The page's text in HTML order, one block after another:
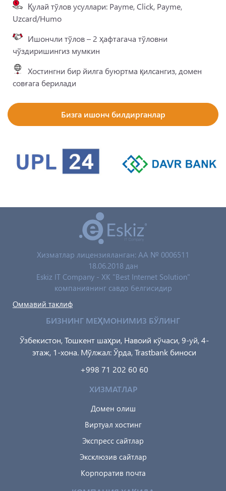
Қулай тўлов усуллари: Payme, Click, Payme,
Uzcard/Humo
Ишончли тўлов – 2 ҳафтагача тўловни
чўздиришингиз мумкин
Хостингни бир йилга буюртма қилсангиз, домен
совғага берилади
Бизга ишонч билдирганлар
Хизматлар лицензияланган: AA № 0006511
18.06.2018 дан
Eskiz IT Company - XK "Best Internet Solution"
компаниянинг савдо белгисидир
Оммавий таклиф
БИЗНИНГ МЕҲМОНИМИЗ БЎЛИНГ
Ўзбекистон, Тошкент шаҳри, Навоий кўчаси, 9-уй, 4-
этаж, 1-хона. Мўлжал: Ўрда, Trastbank биноси
+998 71 202 60 60
ХИЗМАТЛАР
Домен олиш
Виртуал хостинг
Экспресс сайтлар
Эксклюзив сайтлар
Корпоратив почта